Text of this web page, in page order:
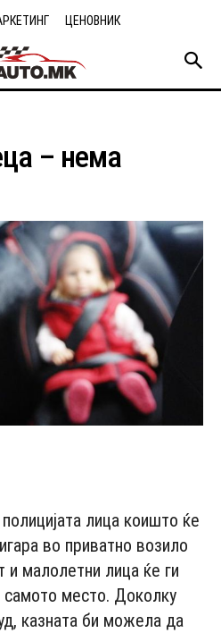
ЦЕНОВНИК
– нема
лица коишто ќе
во приватно возило
и малолетни лица ќе ги
самото место. Доколку
казната би можела да